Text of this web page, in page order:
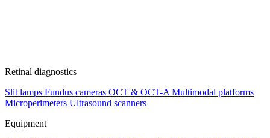
Retinal diagnostics
Slit lamps Fundus cameras OCT & OCT-A Multimodal platforms
Microperimeters Ultrasound scanners
Equipment